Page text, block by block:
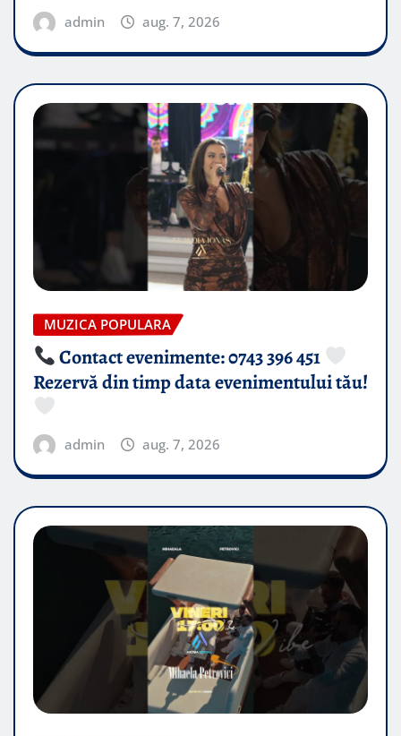
admin aug. 7, 2026
MUZICA POPULARA
Contact evenimente: 0743 396 451
Rezervă din timp data evenimentului tău!
admin aug. 7, 2026